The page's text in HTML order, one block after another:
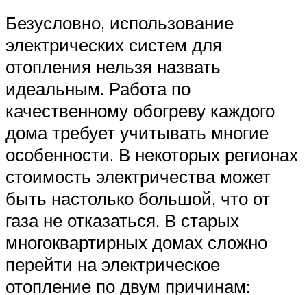
Безусловно, использование
электрических систем для
отопления нельзя назвать
идеальным. Работа по
качественному обогреву каждого
дома требует учитывать многие
особенности. В некоторых регионах
стоимость электричества может
быть настолько большой, что от
газа не отказаться. В старых
многоквартирных домах сложно
перейти на электрическое
отопление по двум причинам: